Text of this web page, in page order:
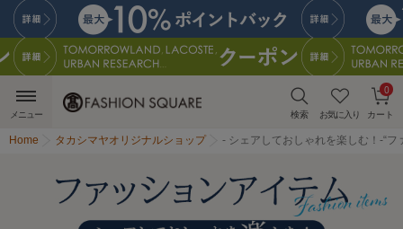
検索 お気に入り カート
0
メニュー
Home タカシマヤオリジナルショップ - シェアしておしゃれを楽しむ！-“フ